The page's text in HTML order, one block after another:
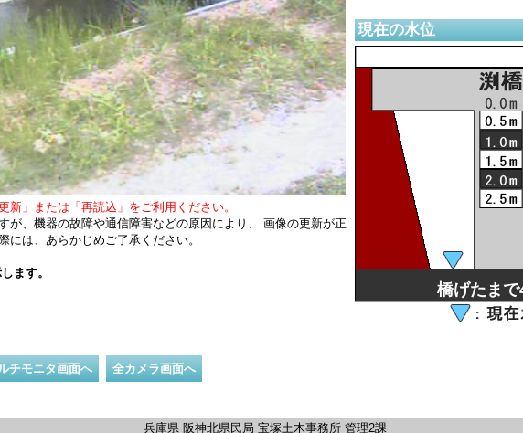
」または「再読込」をご利用ください。
が、機器の故障や通信障害などの原因により、 画像の更新が正
は、あらかじめご了承ください。
ます。
チモニタ画面へ 全カメラ画面へ
現在の水位
橋げたま
兵庫県 阪神北県民局 宝塚土木事務所 管理2課